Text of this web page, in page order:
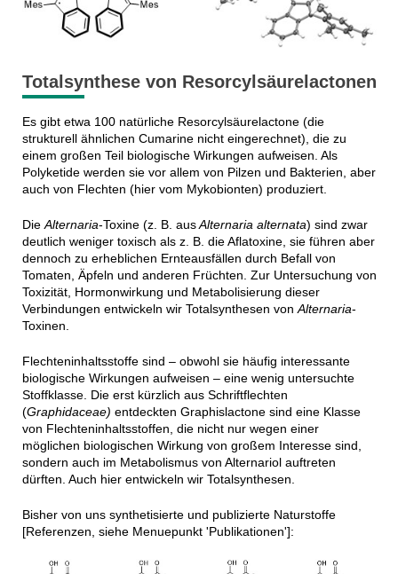
Totalsynthese von Resorcylsäurelactonen
Es gibt etwa 100 natürliche Resorcylsäurelactone (die
strukturell ähnlichen Cumarine nicht eingerechnet), die zu
einem großen Teil biologische Wirkungen aufweisen. Als
Polyketide werden sie vor allem von Pilzen und Bakterien, aber
auch von Flechten (hier vom Mykobionten) produziert.
Die Alternaria-Toxine (z. B. ausAlternaria alternata) sind zwar
deutlich weniger toxisch als z. B. die Aflatoxine, sie führen aber
dennoch zu erheblichen Ernteausfällen durch Befall von
Tomaten, Äpfeln und anderen Früchten. Zur Untersuchung von
Toxizität, Hormonwirkung und Metabolisierung dieser
Verbindungen entwickeln wir Totalsynthesen von Alternaria-
Toxinen.
Flechteninhaltsstoffe sind – obwohl sie häufig interessante
biologische Wirkungen aufweisen – eine wenig untersuchte
Stoffklasse. Die erst kürzlich aus Schriftflechten
(Graphidaceae) entdeckten Graphislactone sind eine Klasse
von Flechteninhaltsstoffen, die nicht nur wegen einer
möglichen biologischen Wirkung von großem Interesse sind,
sondern auch im Metabolismus von Alternariol auftreten
dürften. Auch hier entwickeln wir Totalsynthesen.
Bisher von uns synthetisierte und publizierte Naturstoffe
[Referenzen, siehe Menuepunkt 'Publikationen']: